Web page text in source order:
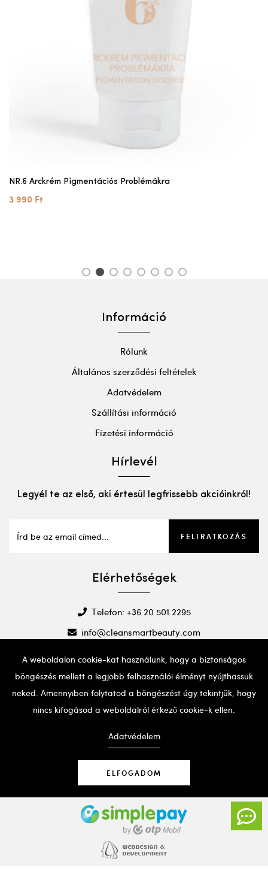
NR.6 Arckrém Pigmentációs Problémákra
3 990 Ft
1 2 3 4 5 6 7 8
Információ
Rólunk
Általános szerződési feltételek
Adatvédelem
Szállítási információ
Fizetési információ
Hírlevél
Legyél te az első, aki értesül legfrissebb akcióinkról!
FELIRATKOZÁS
Elérhetőségek
Telefon: +36 20 501 2295
info@cleansmartbeauty.com
Ha probléma adódna a weboldal használatával, kérjük,
hívd a fent említett telefonszámot segítségért.
A weboldalon cookie-kat használunk, hogy a biztonságos
böngészés mellett a legjobb felhasználói élményt nyújthassuk
neked. Amennyiben folytatod a böngészést úgy tekintjük, hogy
nincs kifogásod a weboldalról érkező cookie-k ellen.
Adatvédelem
ELFOGADOM